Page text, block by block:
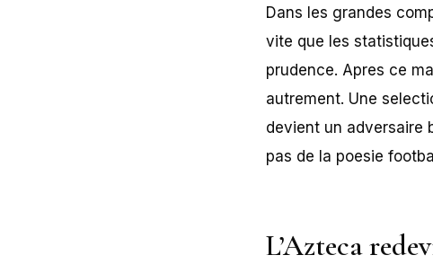
Dans les grandes
vite que les
prudence. Apres ce
autrement. Une
devient un adversaire
pas de la poesie
L’Azteca